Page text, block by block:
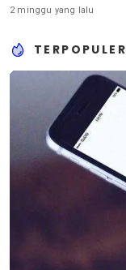
2 minggu yang lalu
TERPOPULER